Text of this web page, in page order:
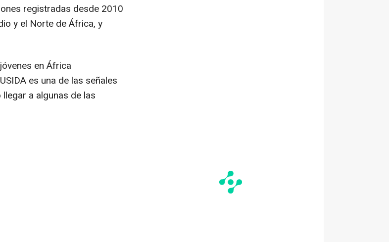
registradas desde 2010
y el Norte de África, y
en África
es una de las señales
a algunas de las